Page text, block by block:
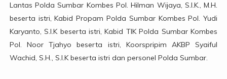
Lantas Polda Sumbar Kombes Pol. Hilman Wijaya, S.I.K., M.H.
beserta istri, Kabid Propam Polda Sumbar Kombes Pol. Yudi
Karyanto, S.I.K beserta istri, Kabid TIK Polda Sumbar Kombes
Pol. Noor Tjahyo beserta istri, Koorspripim AKBP Syaiful
Wachid, S.H., S.I.K beserta istri dan personel Polda Sumbar.